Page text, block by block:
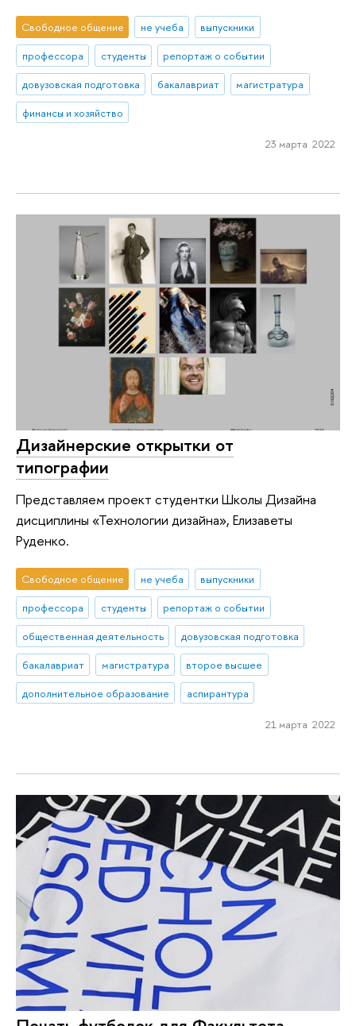
Свободное общение не учеба
выпускники
профессора
студенты
репортаж о событии
довузовская подготовка
бакалавриат
магистратура
финансы и хозяйство
23 марта 2022
Дизайнерские открытки от
типографии
Представляем проект студентки Школы Дизайна
дисциплины «Технологии дизайна», Елизаветы
Руденко.
Свободное общение не учеба
выпускники
профессора
студенты
репортаж о событии
общественная деятельность
довузовская подготовка
бакалавриат
магистратура
второе высшее
дополнительное образование
аспирантура
21 марта 2022